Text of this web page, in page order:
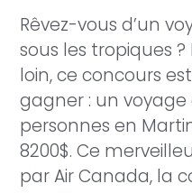
Rêvez-vous d’un
sous les tropiques
loin, ce concours
gagner : un
personnes en
8200$. Ce
par Air Canada, la